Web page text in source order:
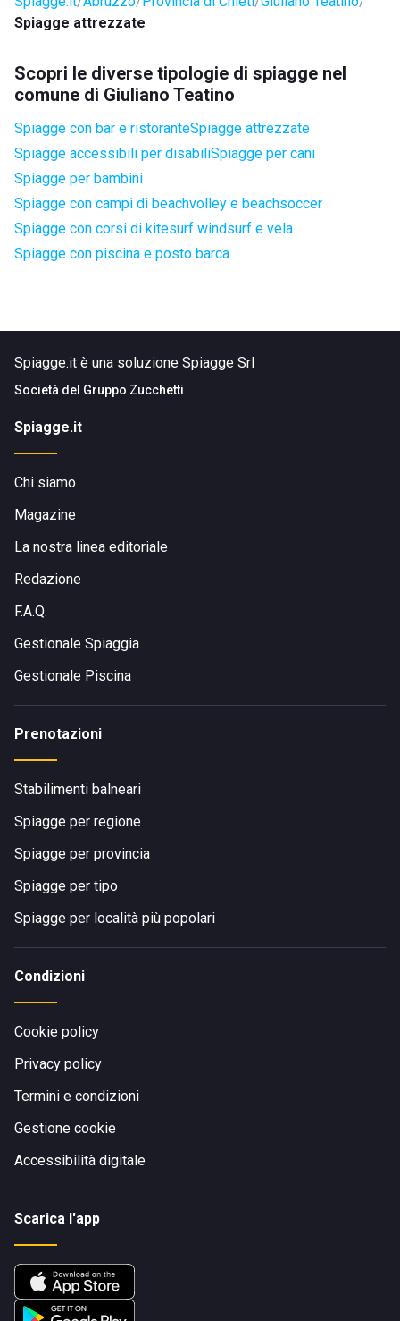
Spiagge attrezzate
Scopri le diverse tipologie di spiagge nel
comune di Giuliano Teatino
Spiagge con bar e ristoranteSpiagge attrezzate
Spiagge accessibili per disabiliSpiagge per cani
Spiagge per bambini
Spiagge con campi di beachvolley e beachsoccer
Spiagge con corsi di kitesurf windsurf e vela
Spiagge con piscina e posto barca
Spiagge.it è una soluzione Spiagge Srl
Società del Gruppo Zucchetti
Spiagge.it
Chi siamo
Magazine
La nostra linea editoriale
Redazione
F.A.Q.
Gestionale Spiaggia
Gestionale Piscina
Prenotazioni
Stabilimenti balneari
Spiagge per regione
Spiagge per provincia
Spiagge per tipo
Spiagge per località più popolari
Condizioni
Cookie policy
Privacy policy
Termini e condizioni
Gestione cookie
Accessibilità digitale
Scarica l'app